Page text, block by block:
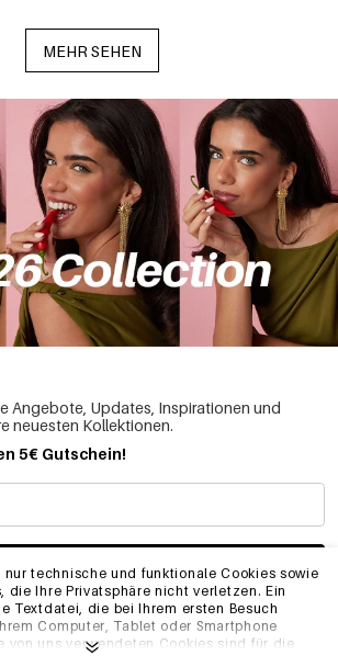
nur technische und funktionale Cookies sowie
die Ihre Privatsphäre nicht verletzen. Ein
Textdatei, die bei Ihrem ersten Besuch
Computer, Tablet oder Smartphone
von uns verwendeten Cookies sind für die
MEHR SEHEN
Angebote, Updates, Inspirationen und
neuesten Kollektionen.
5€ Gutschein!
ABONNIEREN